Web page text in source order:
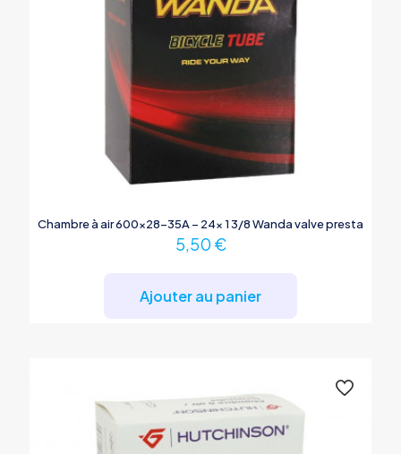
Chambre à air 600×28-35A – 24x 1 3/8 Wanda valve presta
5,50 €
Ajouter au panier